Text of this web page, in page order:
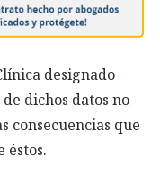
designado
dichos datos no
consecuencias que
éstos.